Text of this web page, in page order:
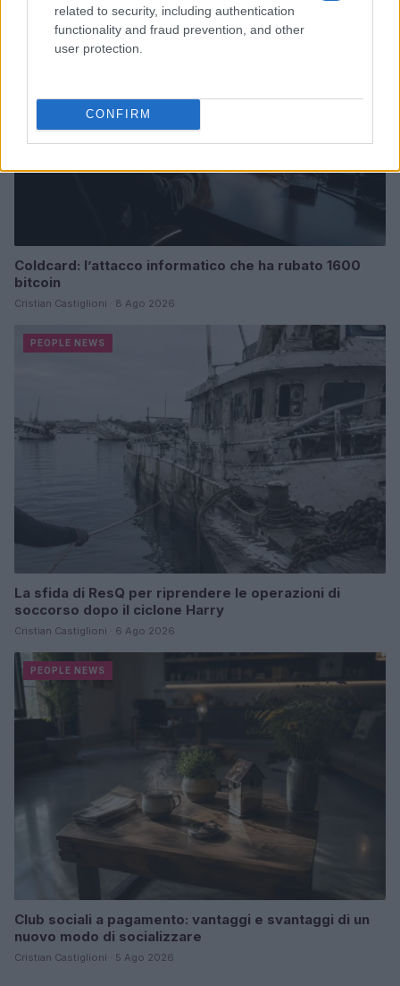
related to security, including authentication
functionality and fraud prevention, and other
user protection.
CONFIRM
PEOPLE NEWS
Coldcard: l’attacco informatico che ha rubato 1600
bitcoin
Cristian Castiglioni · 8 Ago 2026
PEOPLE NEWS
La sfida di ResQ per riprendere le operazioni di
soccorso dopo il ciclone Harry
Cristian Castiglioni · 6 Ago 2026
PEOPLE NEWS
Club sociali a pagamento: vantaggi e svantaggi di un
nuovo modo di socializzare
Cristian Castiglioni · 5 Ago 2026